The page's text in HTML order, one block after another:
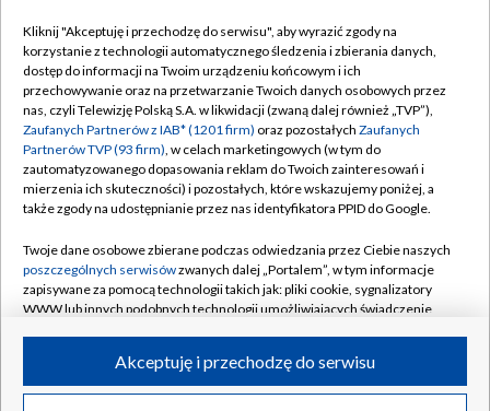
TVP
Abonament TVP
Emisja w TVP
Centrum informacji TVP
Naziemna Telewizja Cyfrowa
Rada Programowa
System NOS
Informacje o nadawcy
Program dla prasy
Regulamin TVP
Polityka prywatności
Moje zgody
Pomoc
Kontakt
Kanały
©2026 Telewizja Polska S.A. w likwidacji
Kliknij "Akceptuję i przechodzę do serwisu", aby wyrazić zgody na
korzystanie z technologii automatycznego śledzenia i zbierania danych,
dostęp do informacji na Twoim urządzeniu końcowym i ich
przechowywanie oraz na przetwarzanie Twoich danych osobowych przez
nas, czyli Telewizję Polską S.A. w likwidacji (zwaną dalej również „TVP”),
Zaufanych Partnerów z IAB* (1201 firm) oraz pozostałych Zaufanych
Partnerów TVP (93 firm), w celach marketingowych (w tym do
zautomatyzowanego dopasowania reklam do Twoich zainteresowań i
mierzenia ich skuteczności) i pozostałych, które wskazujemy poniżej, a
także zgody na udostępnianie przez nas identyfikatora PPID do Google.
Twoje dane osobowe zbierane podczas odwiedzania przez Ciebie naszych
poszczególnych serwisówzwanych dalej „Portalem”, w tym informacje
zapisywane za pomocą technologii takich jak: pliki cookie, sygnalizatory
WWW lub innych podobnych technologii umożliwiających świadczenie
ruchu w Internecie.Akceptuję i przechodzę do serwisu